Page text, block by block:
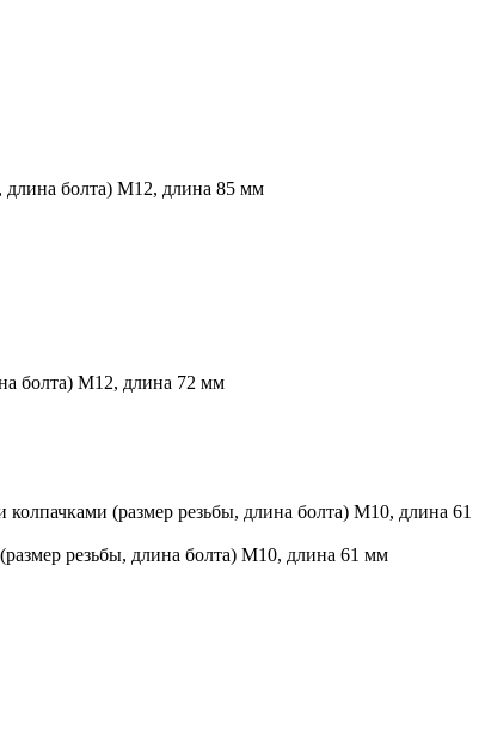
длина болта) М12, длина 85 мм
болта) М12, длина 72 мм
(размер резьбы, длина болта) М10, длина 61
резьбы, длина болта) М10, длина 61 мм